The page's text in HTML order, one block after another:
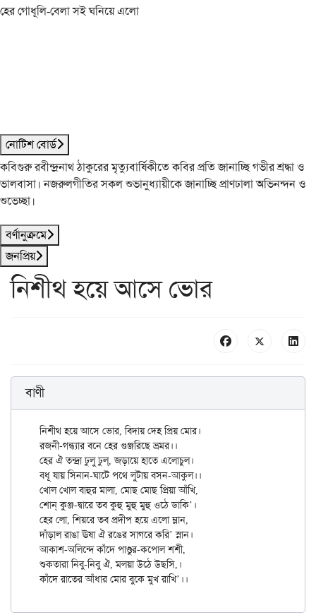
হের গোধূলি-বেলা সই ঘনিয়ে এলো
নোটিশ বোর্ড
কবিগুরু রবীন্দ্রনাথ ঠাকুরের মৃত্যুবার্ষিকীতে কবির প্রতি জানাচ্ছি গভীর শ্রদ্ধা ও
ভালবাসা। নজরুলগীতির সকল শুভানুধ্যায়ীকে জানাচ্ছি প্রাণঢালা অভিনন্দন ও
শুভেচ্ছা।
বর্ণানুক্রমে
জনপ্রিয়
নিশীথ হয়ে আসে ভোর
বাণী
নিশীথ হয়ে আসে ভোর, বিদায় দেহ প্রিয় মোর।
রজনী-গন্ধ্যার বনে হের গুঞ্জরিছে ভ্রমর।।
হের ঐ তন্দ্রা ঢুলু ঢুল্, জড়ায়ে হাতে এলোচুল।
বধূ যায় সিনান-ঘাটে পথে লুটায় বসন-আকুল।।
খোল খোল বাহুর মালা, মোছ মোছ প্রিয়া আঁখি,
শোন্ কুঞ্জ-দ্বারে তব কুহু মুহু মুহু ওঠে ডাকি’।
হের লো, শিয়রে তব প্রদীপ হয়ে এলো ম্লান,
দাঁড়াল রাঙা ঊষা ঐ রঙের সাগরে করি’ স্নান।
আকাশ-অলিন্দে কাঁদে পাণ্ডুর-কপোল শশী,
শুকতারা নিবু-নিবু ঐ, মলয়া উঠে উছসি,।